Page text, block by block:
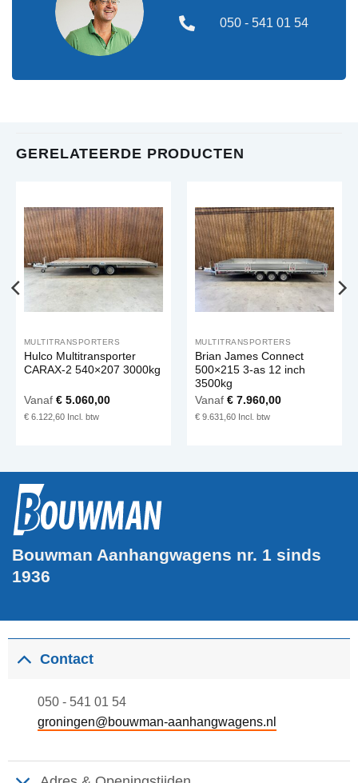
050 - 541 01 54
GERELATEERDE PRODUCTEN
MULTITRANSPORTERS
Hulco Multitransporter
CARAX-2 540×207 3000kg
Vanaf €5.060,00
€6.122,60
MULTITRANSPORTERS
Brian James Connect
500×215 3-as 12 inch
3500kg
Vanaf €7.960,00
€9.631,60
Bouwman Aanhangwagens nr. 1 sinds
1936
Contact
050 - 541 01 54
groningen@bouwman-aanhangwagens.nl